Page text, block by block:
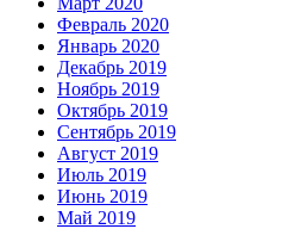
Февраль 2020
Январь 2020
Декабрь 2019
Ноябрь 2019
Октябрь 2019
Сентябрь 2019
Август 2019
Июль 2019
Июнь 2019
Май 2019